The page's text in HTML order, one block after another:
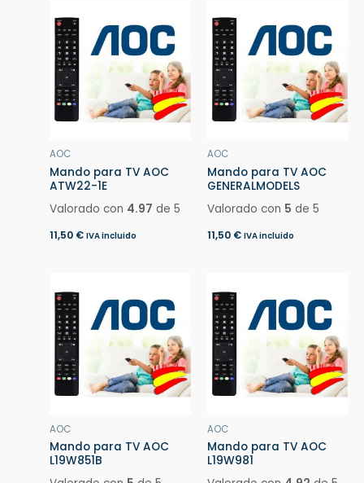
AOC
Mando para TV AOC
ATW22-1E
Valorado con 4.97 de 5
11,50 € IVA incluido
AOC
Mando para TV AOC
GENERALMODELS
Valorado con 5 de 5
11,50 € IVA incluido
AOC
Mando para TV AOC
L19W851B
AOC
Mando para TV AOC
L19W981